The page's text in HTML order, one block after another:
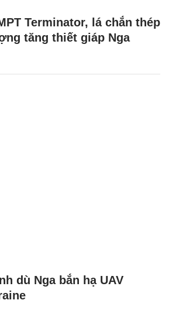
Terminator, lá chắn thép
tăng thiết giáp Nga
dù Nga bắn hạ UAV